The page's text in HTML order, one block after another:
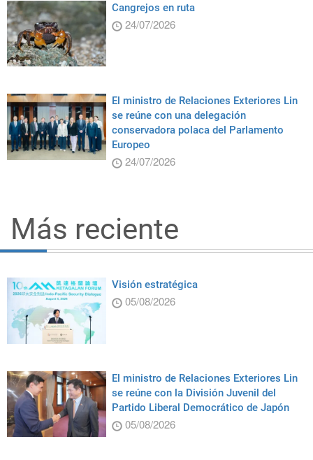
Cangrejos en ruta
24/07/2026
El ministro de Relaciones Exteriores Lin
se reúne con una delegación
conservadora polaca del Parlamento
Europeo
24/07/2026
Más reciente
Visión estratégica
05/08/2026
El ministro de Relaciones Exteriores Lin
se reúne con la División Juvenil del
Partido Liberal Democrático de Japón
05/08/2026